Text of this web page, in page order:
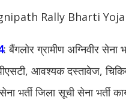
Rally Bharti
: बैंगलोर ग्रामीण अग्निवीर सेना
आवश्यक दस्तावेज,
भर्ती जिला सूची सेना भर्ती